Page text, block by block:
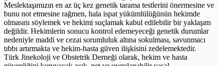
Meslektaşımızın en az üç kez genetik tarama testlerini önermesine ve
bunu not etmesine rağmen, hala ispat yükümlülüğünün hekimde
olmasını söylemek ve hekimi suçlamak kabul edilebilir bir yaklaşım
değildir. Hekimlerin sonucu kontrol edemeyeceği genetik durumlar
nedeniyle maddi ve cezai sorumluluk altına sokulması, savunmacı
tıbbı artırmakta ve hekim-hasta güven ilişkisini zedelemektedir.
Türk Jinekoloji ve Obstetrik Derneği olarak, hekim ve hasta